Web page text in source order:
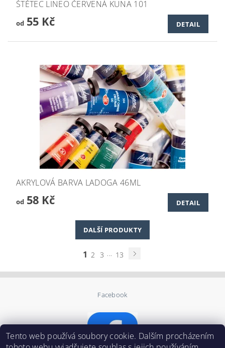
ŠTĚTEC LINEO ČERVENÁ KUNA 101
od55 Kč DETAIL
AKRYLOVÁ BARVA LADOGA 46ML
od58 Kč DETAIL
DALŠÍ PRODUKTY
1 2 3 ... 13
Facebook
Tento web používá soubory cookie. Dalším procházením